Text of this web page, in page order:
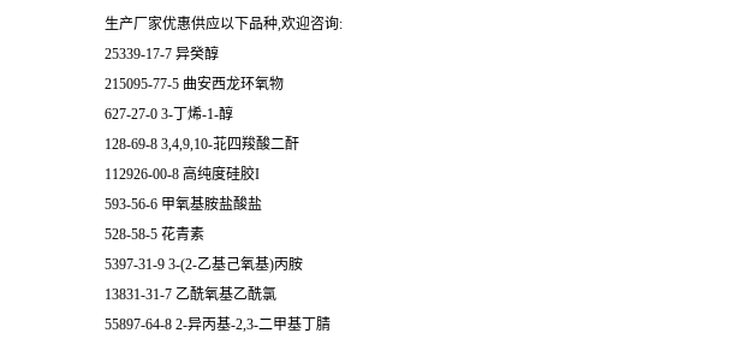
生产厂家优惠供应以下品种,欢迎咨询:
25339-17-7 异癸醇
215095-77-5 曲安西龙环氧物
627-27-0 3-丁烯-1-醇
128-69-8 3,4,9,10-苝四羧酸二酐
112926-00-8 高纯度硅胶I
593-56-6 甲氧基胺盐酸盐
528-58-5 花青素
5397-31-9 3-(2-乙基己氧基)丙胺
13831-31-7 乙酰氧基乙酰氯
55897-64-8 2-异丙基-2,3-二甲基丁腈